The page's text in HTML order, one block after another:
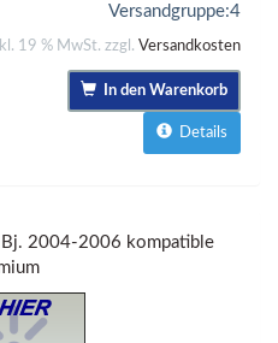
Versandgruppe:4
19 % MwSt. zzgl. Versandkosten
In den Warenkorb
Details
2004-2006 kompatible